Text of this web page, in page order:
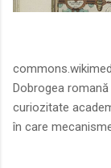
Dobrogea
curiozitate
în care